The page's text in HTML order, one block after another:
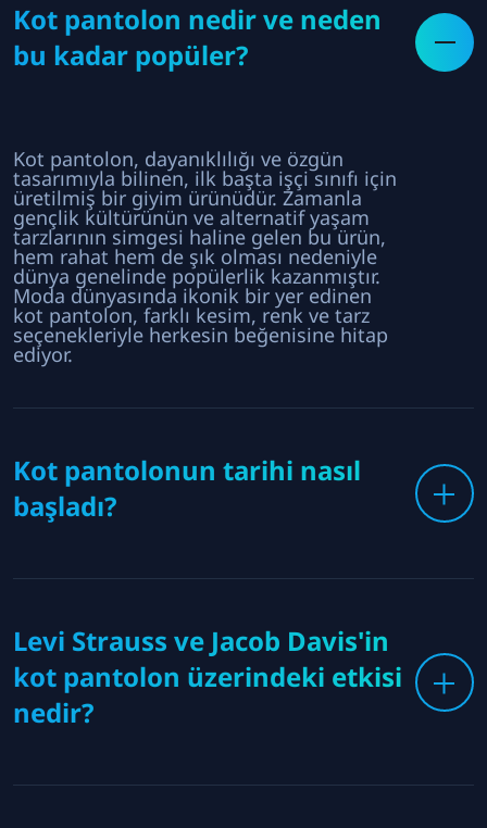
Kot pantolon nedir ve neden
bu kadar popüler?
Kot pantolon, dayanıklılığı ve özgün
tasarımıyla bilinen, ilk başta işçi sınıfı için
üretilmiş bir giyim ürünüdür. Zamanla
gençlik kültürünün ve alternatif yaşam
tarzlarının simgesi haline gelen bu ürün,
hem rahat hem de şık olması nedeniyle
dünya genelinde popülerlik kazanmıştır.
Moda dünyasında ikonik bir yer edinen
kot pantolon, farklı kesim, renk ve tarz
seçenekleriyle herkesin beğenisine hitap
ediyor.
Kot pantolonun tarihi nasıl
başladı?
Levi Strauss ve Jacob Davis'in
kot pantolon üzerindeki etkisi
nedir?